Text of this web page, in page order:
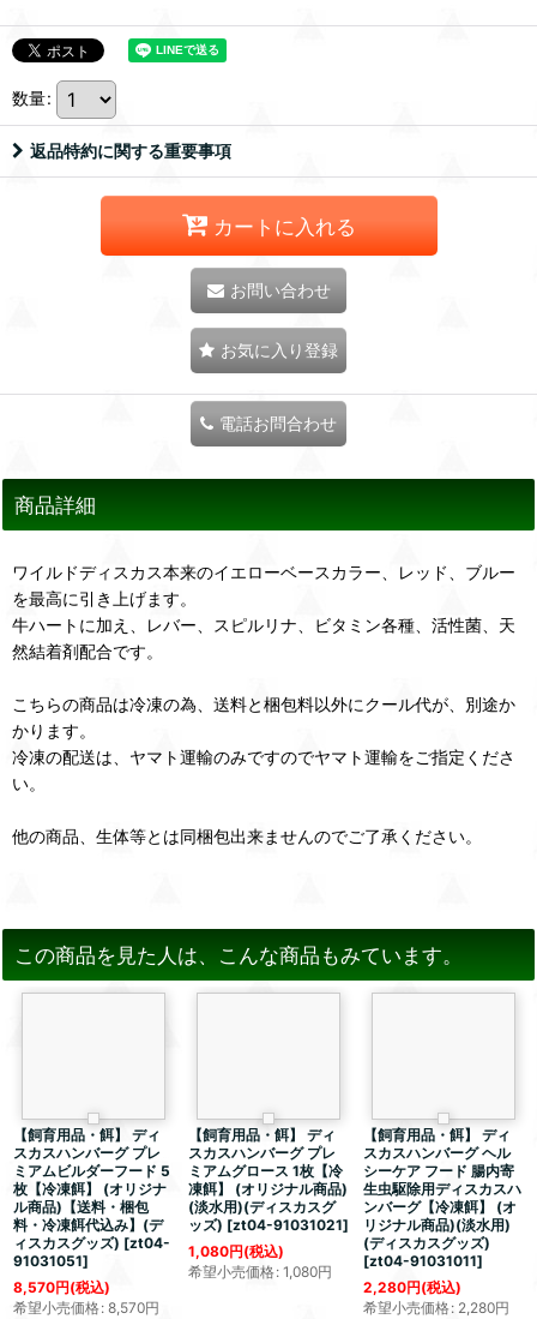
数量:
返品特約に関する重要事項
カートに入れる
お問い合わせ
お気に入り登録
電話お問合わせ
商品詳細
ワイルドディスカス本来のイエローベースカラー、レッド、ブルー
を最高に引き上げます。
牛ハートに加え、レバー、スピルリナ、ビタミン各種、活性菌、天
然結着剤配合です。
こちらの商品は冷凍の為、送料と梱包料以外にクール代が、別途か
かります。
冷凍の配送は、ヤマト運輸のみですのでヤマト運輸をご指定くださ
い。
他の商品、生体等とは同梱包出来ませんのでご了承ください。
この商品を見た人は、こんな商品もみています。
【飼育用品・餌】 ディ
スカスハンバーグ プレ
ミアムビルダーフード 5
枚【冷凍餌】 (オリジナ
ル商品)【送料・梱包
料・冷凍餌代込み】(デ
ィスカスグッズ) [zt04-
91031051]
8,570円(税込)
希望小売価格: 8,570円
【飼育用品・餌】 ディ
スカスハンバーグ プレ
ミアムグロース 1枚【冷
凍餌】 (オリジナル商品)
(淡水用)(ディスカスグ
ッズ) [zt04-91031021]
1,080円(税込)
希望小売価格: 1,080円
【飼育用品・餌】 ディ
スカスハンバーグ ヘル
シーケア フード 腸内寄
生虫駆除用ディスカスハ
ンバーグ【冷凍餌】 (オ
リジナル商品)(淡水用)
(ディスカスグッズ)
[zt04-91031011]
2,280円(税込)
希望小売価格: 2,280円